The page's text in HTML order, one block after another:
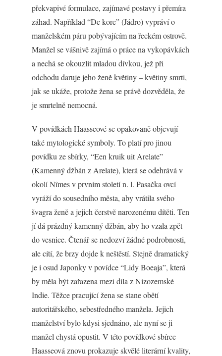
překvapivé formulace, zajímavé postavy i přemíra
záhad. Například “De kore” (Jádro) vypráví o
manželském páru pobývajícím na řeckém ostrově.
Manžel se vášnivě zajímá o práce na vykopávkách
a nechá se okouzlit mladou dívkou, jež při
odchodu daruje jeho ženě květiny – květiny smrti,
jak se ukáže, protože žena se právě dozvěděla, že
je smrtelně nemocná.
V povídkách Haasseové se opakovaně objevují
také mytologické symboly. To platí pro jinou
povídku ze sbírky, “Een kruik uit Arelate”
(Kamenný džbán z Arelate), která se odehrává v
okolí Nîmes v prvním století n. l. Pasačka ovcí
vyráží do sousedního města, aby vrátila svého
švagra ženě a jejich čerstvě narozenému dítěti. Ten
jí dá prázdný kamenný džbán, aby ho vzala zpět
do vesnice. Čtenář se nedozví žádné podrobnosti,
ale cítí, že brzy dojde k neštěstí. Stejně dramatický
je i osud Japonky v povídce “Lidy Boeaja”, která
by měla být zařazena mezi díla z Nizozemské
Indie. Těžce pracující žena se stane obětí
autoritářského, sebestředného manžela. Jejich
manželství bylo kdysi sjednáno, ale nyní se ji
manžel chystá opustit. V této povídkové sbírce
Haasseová znovu prokazuje skvělé literární kvality,